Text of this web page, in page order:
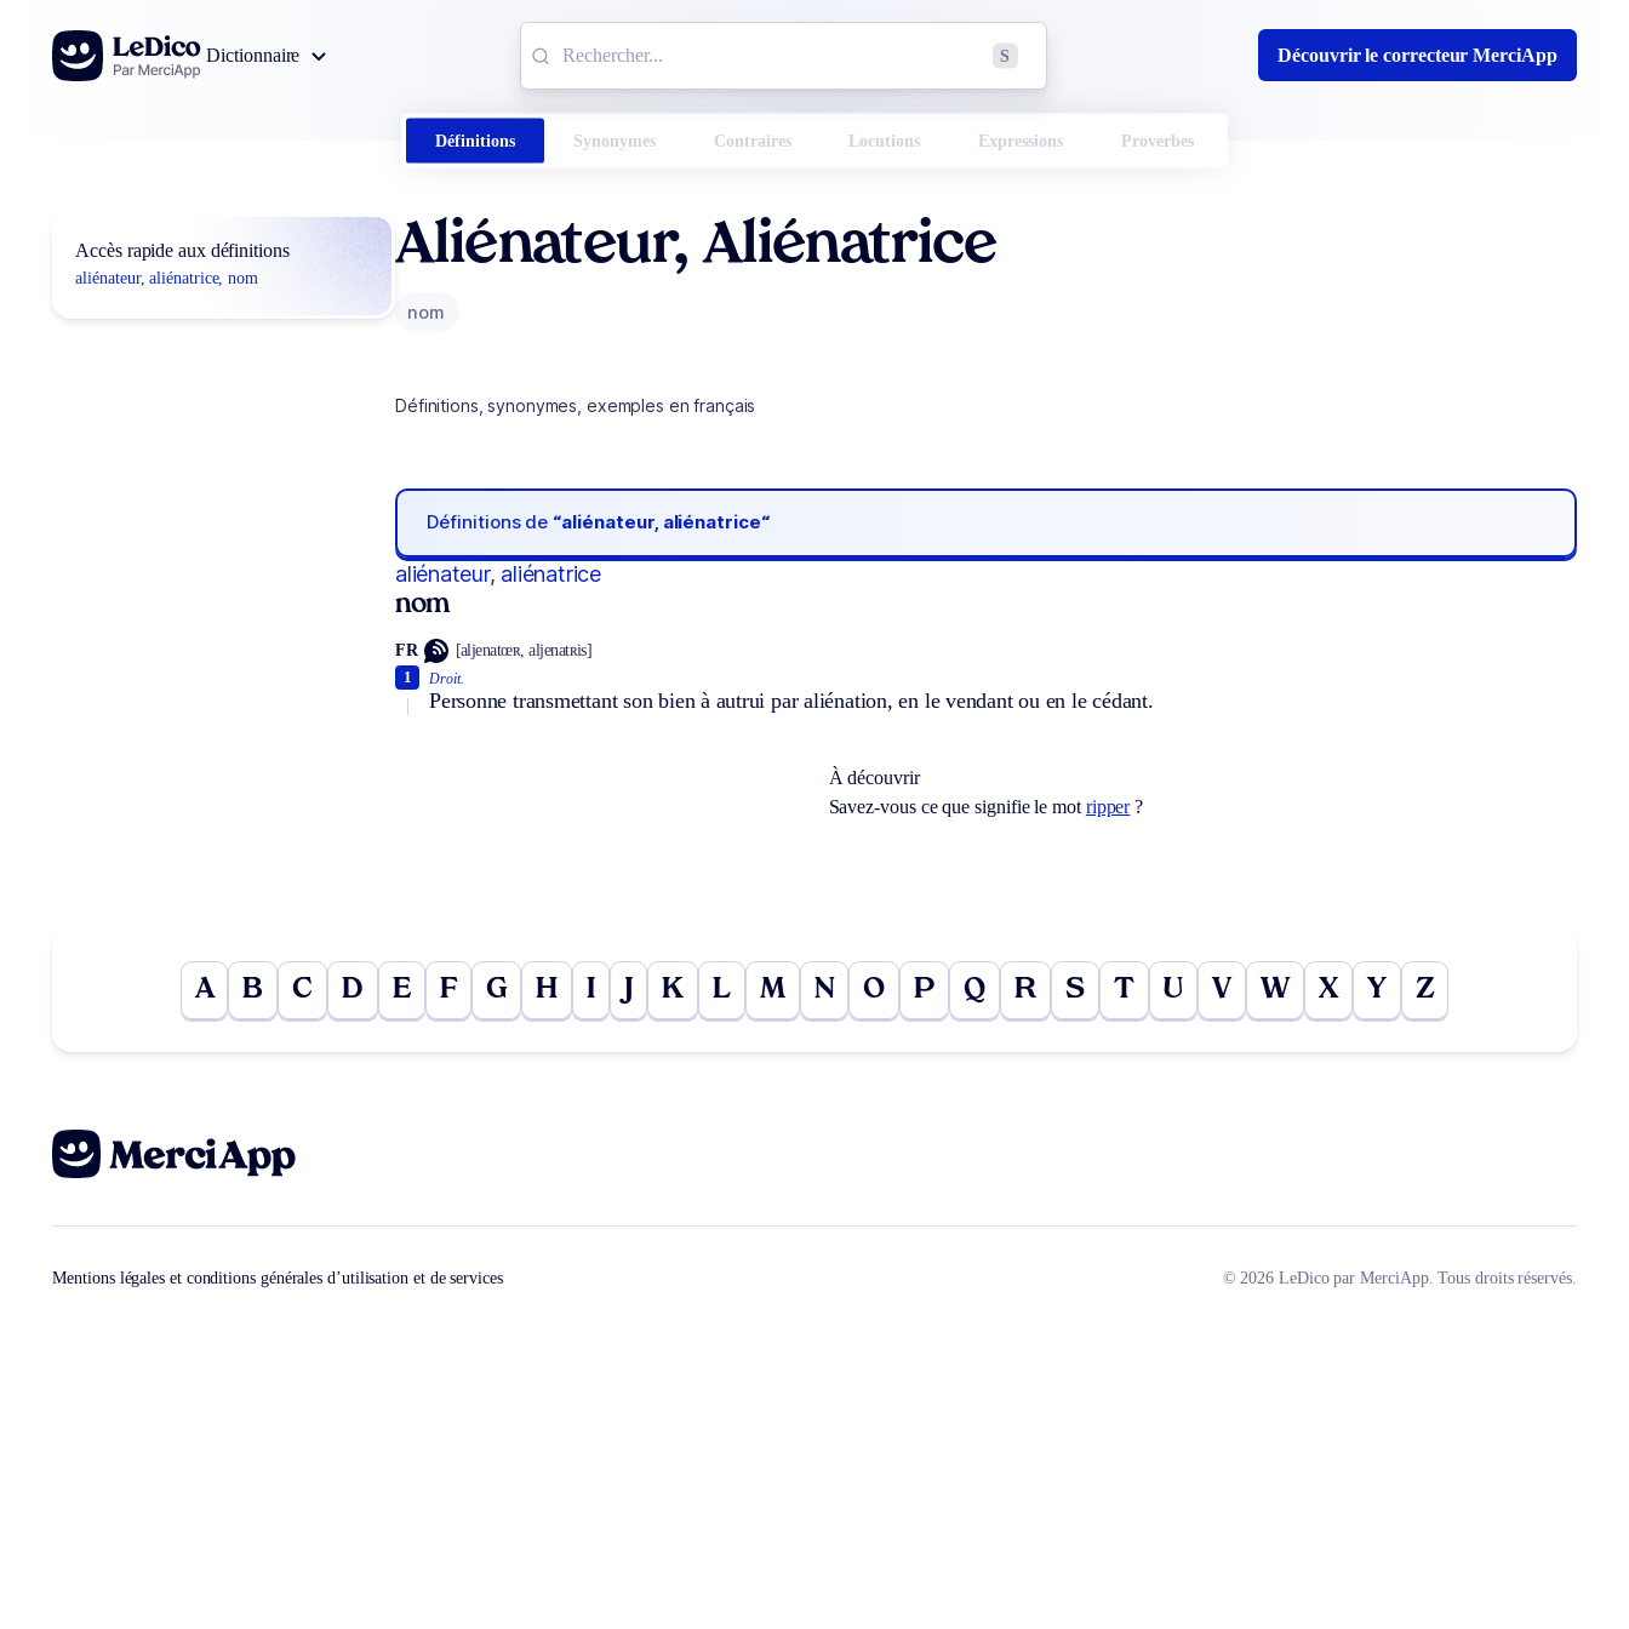
Aller au contenu
Dictionnaire
S Découvrir le correcteur MerciApp
Définitions Synonymes Contraires Locutions Expressions Proverbes
Accès rapide aux définitions
aliénateur, aliénatrice, nom
Aliénateur, Aliénatrice
nom
Définitions, synonymes, exemples en français
Définitions de “aliénateur, aliénatrice“
aliénateur, aliénatrice
nom
FR [aljenatœʀ, aljenatʀis]
Droit.
Personne transmettant son bien à autrui par aliénation, en le vendant ou en le cédant.
1
À découvrir
Savez-vous ce que signifie le mot ripper?
A B C D E F G H I K L M N O P Q R S T U V W X Y Z
Mentions légales et conditions générales d’utilisation et de services © 2026 LeDico par MerciApp. Tous droits réservés.